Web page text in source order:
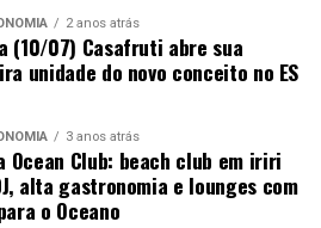
circuito gastronômico e de
o circuito completo de
estão disponíveis na plataforma
.
2 anos atrás
(10/07) Casafruti abre sua
unidade do novo conceito no ES
3 anos atrás
Ocean Club: beach club em iriri
alta gastronomia e lounges com
o Oceano